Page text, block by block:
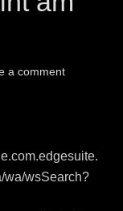
a comment
wa/wsSearch?